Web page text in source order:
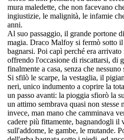
mura maledette, che non facevano
ingiustizie, le malignità, le infamie
anni.
Al suo passaggio, il grande portone
magia. Draco Malfoy si fermò sotto
bagnarsi. Poi capì perché era
offrendo l'occasione di riscattarsi, di
finalmente a casa, senza che nessuno
Si sfilò le scarpe, la vestaglia, il
neri, unico indumento a coprire la
un passo avanti: la pioggia sfiorò la
un attimo sembrava quasi non stesse
invece, man mano che camminava
cadere più fittamente, bagnandogli il
sull'addome, le gambe, le mutande.